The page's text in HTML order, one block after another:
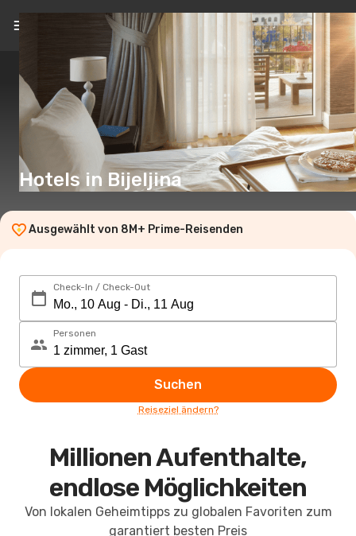
DE(€)
Hotels in Bijeljina
Ausgewählt von 8M+ Prime-Reisenden
Check-In / Check-Out
Personen
Suchen
Reiseziel ändern?
Millionen Aufenthalte,
endlose Möglichkeiten
Von lokalen Geheimtipps zu globalen Favoriten zum
garantiert besten Preis